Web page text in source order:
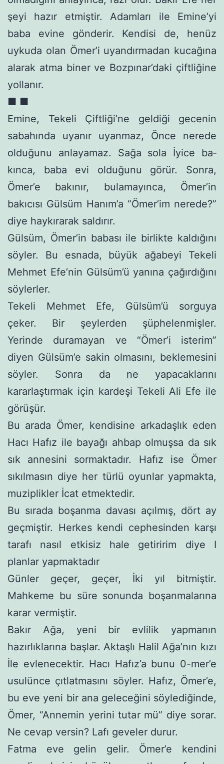
şeyi hazır etmiştir. Adamları ile Emine’yi
baba evine gön­derir. Kendisi de, henüz
uykuda olan Ömer’i uyandırmadan ku­cağına
alarak atma biner ve Bozpınar’daki çiftliğine
yollanır.
■ ■
Emine, Tekeli Çiftliği’ne geldiği gecenin
sabahında uyanır uyanmaz, Önce nerede
olduğunu anlayamaz. Sağa sola İyice ba­
kınca, baba evi olduğunu görür. Sonra,
Ömer’e bakınır, bulama­yınca, Ömer’in
bakıcısı Gülsüm Hanım’a “Ömer’im nerede?”
diye haykırarak saldırır.
Gülsüm, Ömer’in babası ile birlikte kaldığını
söyler. Bu es­nada, büyük ağabeyi Tekeli
Mehmet Efe’nin Gülsüm’ü yanına çağırdığını
söylerler.
Tekeli Mehmet Efe, Gülsüm’ü sorguya
çeker. Bir şeylerden şüphelenmişler.
Yerinde duramayan ve “Ömer’i isterim”
diyen Gülsüm’e sakin olmasını, beklemesini
söyler. Sonra da ne yapa­caklarını
kararlaştırmak için kardeşi Tekeli Ali Efe ile
görüşür.
Bu arada Ömer, kendisine arkadaşlık eden
Hacı Hafız ile ba­yağı ahbap olmuşsa da sık
sık annesini sormaktadır. Hafız ise Ömer
sıkılmasın diye her türlü oyunlar yapmakta,
muziplikler İcat etmektedir.
Bu sırada boşanma davası açılmış, dört ay
geçmiştir. Herkes kendi cephesinden karşı
tarafı nasıl etkisiz hale getiririm diye I
planlar yapmaktadır
Günler geçer, geçer, İki yıl bitmiştir.
Mahkeme bu süre so­nunda boşanmalarına
karar vermiştir.
Bakır Ağa, yeni bir evlilik yapmanın
hazırlıklarına başlar. Aktaşlı Halil Ağa’nın kızı
İle evlenecektir. Hacı Hafız’a bunu 0-mer’e
usulünce çıtlatmasını söyler. Hafız, Ömer’e,
bu eve yeni bir ana geleceğini söylediğinde,
Ömer, “Annemin yerini tutar mü” diye sorar.
Ne cevap versin? Lafı geveler durur.
Fatma eve gelin gelir. Ömer’e kendini